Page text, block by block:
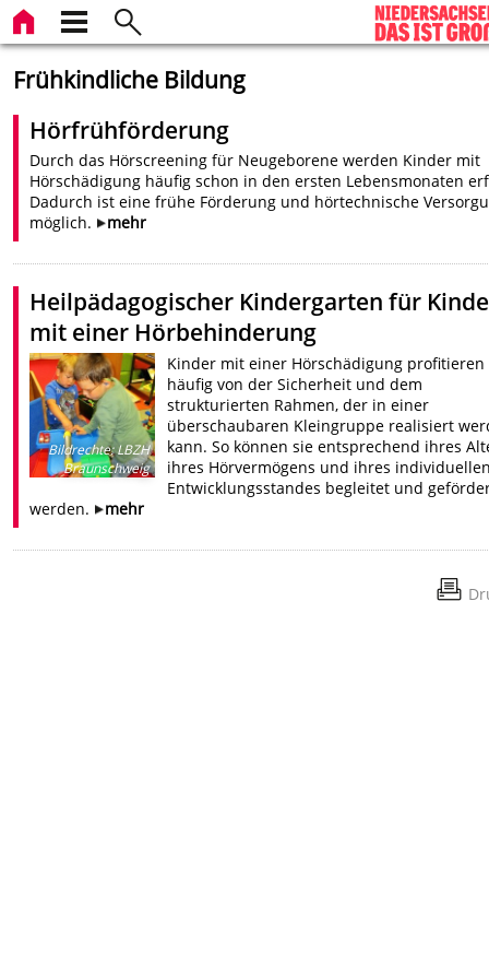
Frühkindliche Bildung
Hörfrühförderung
Durch das Hörscreening für Neugeborene werden Kinder mit
Hörschädigung häufig schon in den ersten Lebensmonaten
Dadurch ist eine frühe Förderung und hörtechnische
möglich.
mehr
Heilpädagogischer Kindergarten für
mit einer Hörbehinderung
Bildrechte:LBZH
Braunschweig
Kinder mit einer Hörschädigung profitieren
häufig von der Sicherheit und dem
strukturierten Rahmen, der in einer
überschaubaren Kleingruppe realisiert
kann. So können sie entsprechend ihres
ihres Hörvermögens und ihres
Entwicklungsstandes begleitet und
werden.
mehr